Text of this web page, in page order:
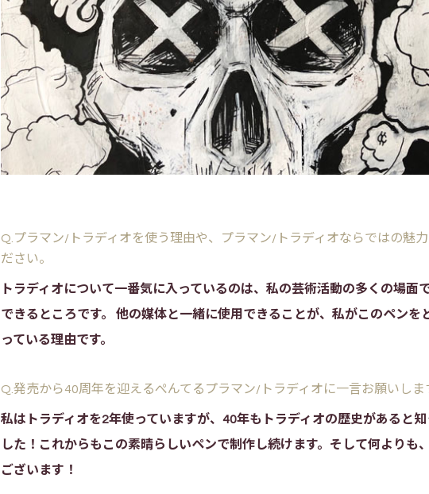
Q.プラマン/トラディオを使う理由や、プラマン/トラディオならではの魅
ださい。
トラディオについて一番気に入っているのは、私の芸術活動の多くの場面
できるところです。 他の媒体と一緒に使用できることが、私がこのペンを
っている理由です。
Q.発売から40周年を迎えるぺんてるプラマン/トラディオに一言お願いしま
私はトラディオを2年使っていますが、40年もトラディオの歴史があると
した！これからもこの素晴らしいペンで制作し続けます。そして何よりも
ございます！